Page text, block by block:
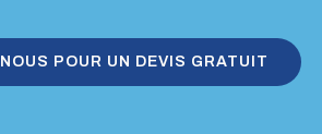
POUR UN DEVIS GRATUIT